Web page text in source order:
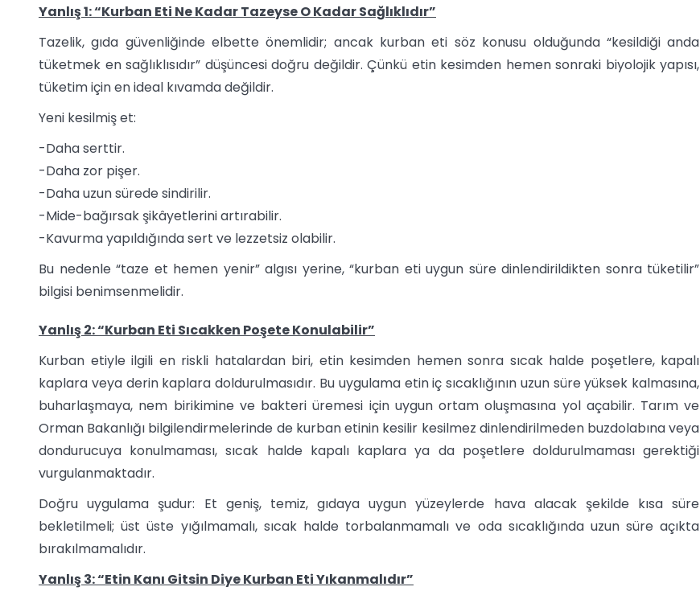
Yanlış 1: “Kurban Eti Ne Kadar Tazeyse O Kadar Sağlıklıdır”
Tazelik, gıda güvenliğinde elbette önemlidir; ancak kurban eti söz konusu olduğunda “kesildiği anda
tüketmek en sağlıklısıdır” düşüncesi doğru değildir. Çünkü etin kesimden hemen sonraki biyolojik yapısı,
tüketim için en ideal kıvamda değildir.
Yeni kesilmiş et:
-Daha serttir.
-Daha zor pişer.
-Daha uzun sürede sindirilir.
-Mide-bağırsak şikâyetlerini artırabilir.
-Kavurma yapıldığında sert ve lezzetsiz olabilir.
Bu nedenle “taze et hemen yenir” algısı yerine, “kurban eti uygun süre dinlendirildikten sonra tüketilir”
bilgisi benimsenmelidir.
Yanlış 2: “Kurban Eti Sıcakken Poşete Konulabilir”
Kurban etiyle ilgili en riskli hatalardan biri, etin kesimden hemen sonra sıcak halde poşetlere, kapalı
kaplara veya derin kaplara doldurulmasıdır. Bu uygulama etin iç sıcaklığının uzun süre yüksek kalmasına,
buharlaşmaya, nem birikimine ve bakteri üremesi için uygun ortam oluşmasına yol açabilir. Tarım ve
Orman Bakanlığı bilgilendirmelerinde de kurban etinin kesilir kesilmez dinlendirilmeden buzdolabına veya
dondurucuya konulmaması, sıcak halde kapalı kaplara ya da poşetlere doldurulmaması gerektiği
vurgulanmaktadır.
Doğru uygulama şudur: Et geniş, temiz, gıdaya uygun yüzeylerde hava alacak şekilde kısa süre
bekletilmeli; üst üste yığılmamalı, sıcak halde torbalanmamalı ve oda sıcaklığında uzun süre açıkta
bırakılmamalıdır.
Yanlış 3: “Etin Kanı Gitsin Diye Kurban Eti Yıkanmalıdır”